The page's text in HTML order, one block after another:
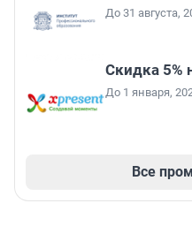
До 31 августа,
Скидка 5%
До 1 января,
Все